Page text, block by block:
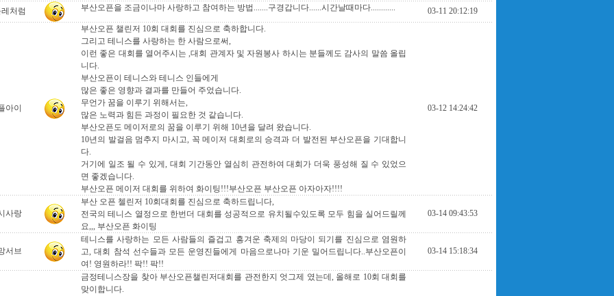
처럼 부산오픈을 조금이나마 사랑하고 참여하는 방법.......구경갑니다......시간날때마다............ 03-11 20:12:19
아이
부산오픈 챌린저 10회 대회를 진심으로 축하합니다.
그리고 테니스를 사랑하는 한 사람으로써,
이런 좋은 대회를 열어주시는 ,대회 관계자 및 자원봉사 하시는 분들께도 감사의 말씀 올립
니다.
부산오픈이 테니스와 테니스 인들에게
많은 좋은 영향과 결과를 만들어 주었습니다.
무언가 꿈을 이루기 위해서는,
많은 노력과 힘든 과정이 필요한 것 같습니다.
부산오픈도 메이저로의 꿈을 이루기 위해 10년을 달려 왔습니다.
10년의 발걸음 멈추지 마시고, 꼭 메이저 대회로의 승격과 더 발전된 부산오픈을 기대합니
다.
거기에 일조 될 수 있게, 대회 기간동안 열심히 관전하여 대회가 더욱 풍성해 질 수 있었으
면 좋겠습니다.
부산오픈 메이저 대회를 위하여 화이팅!!!부산오픈 부산오픈 아자아자!!!!
03-12 14:24:42
사랑
부산 오픈 첼린저 10회대회를 진심으로 축하드립니다,
전국의 테니스 열정으로 한번더 대회를 성공적으로 유치될수있도록 모두 힘을 실어드릴께
요,,, 부산오픈 화이팅
03-14 09:43:53
서브
테니스를 사랑하는 모든 사람들의 즐겁고 흥겨운 축제의 마당이 되기를 진심으로 염원하
고, 대회 참석 선수들과 모든 운영진들에게 마음으로나마 기운 밀어드립니다..부산오픈이
여! 영원하라!! 팍!! 팍!!
03-14 15:18:34
금정테니스장을 찾아 부산오픈챌린저대회를 관전한지 엇그제 였는데, 올해로 10회 대회를
맞이합니다.